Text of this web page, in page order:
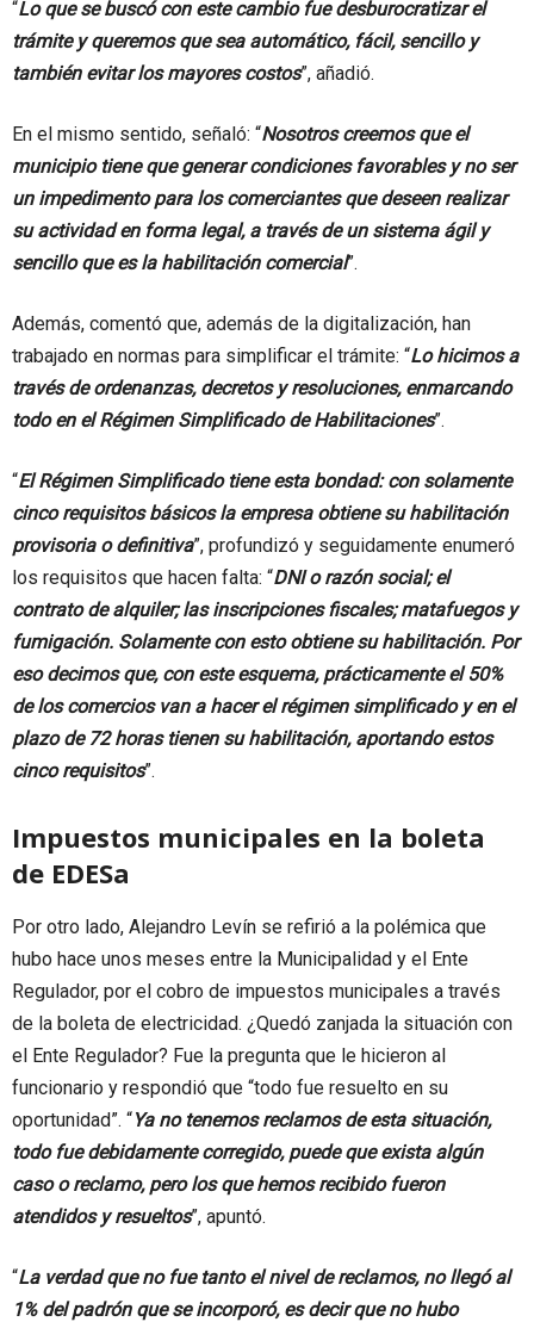
“Lo que se buscó con este cambio fue desburocratizar el
trámite y queremos que sea automático, fácil, sencillo y
también evitar los mayores costos”, añadió.
En el mismo sentido, señaló: “Nosotros creemos que el
municipio tiene que generar condiciones favorables y no ser
un impedimento para los comerciantes que deseen realizar
su actividad en forma legal, a través de un sistema ágil y
sencillo que es la habilitación comercial”.
Además, comentó que, además de la digitalización, han
trabajado en normas para simplificar el trámite: “Lo hicimos a
través de ordenanzas, decretos y resoluciones, enmarcando
todo en el Régimen Simplificado de Habilitaciones”.
“El Régimen Simplificado tiene esta bondad: con solamente
cinco requisitos básicos la empresa obtiene su habilitación
provisoria o definitiva”, profundizó y seguidamente enumeró
los requisitos que hacen falta: “DNI o razón social; el
contrato de alquiler; las inscripciones fiscales; matafuegos y
fumigación. Solamente con esto obtiene su habilitación. Por
eso decimos que, con este esquema, prácticamente el 50%
de los comercios van a hacer el régimen simplificado y en el
plazo de 72 horas tienen su habilitación, aportando estos
cinco requisitos”.
Impuestos municipales en la boleta
de EDESa
Por otro lado, Alejandro Levín se refirió a la polémica que
hubo hace unos meses entre la Municipalidad y el Ente
Regulador, por el cobro de impuestos municipales a través
de la boleta de electricidad. ¿Quedó zanjada la situación con
el Ente Regulador? Fue la pregunta que le hicieron al
funcionario y respondió que “todo fue resuelto en su
oportunidad”. “Ya no tenemos reclamos de esta situación,
todo fue debidamente corregido, puede que exista algún
caso o reclamo, pero los que hemos recibido fueron
atendidos y resueltos”, apuntó.
“La verdad que no fue tanto el nivel de reclamos, no llegó al
1% del padrón que se incorporó, es decir que no hubo